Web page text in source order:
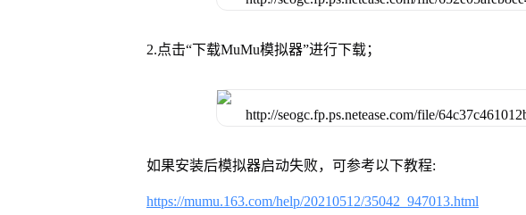
2.点击“下载MuMu模拟器”进行下载；
如果安装后模拟器启动失败，可参考以下教程:
https://mumu.163.com/help/20210512/35042_947013.html